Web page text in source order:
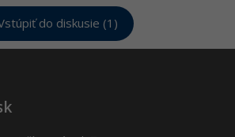
do diskusie (1)